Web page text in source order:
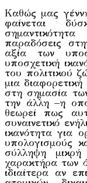
Καθώς μας
φαίνεται
παραδόσεις
αξία των
υποσχετική
του πολιτικού
μια
στη σημασία
την άλλη –η
θεωρεί πως
συναινετικό
ικανότητα για
υπολογισμούς
σύλληψη μικρή
χαρακτήρα των
ιδιαίτερα αν